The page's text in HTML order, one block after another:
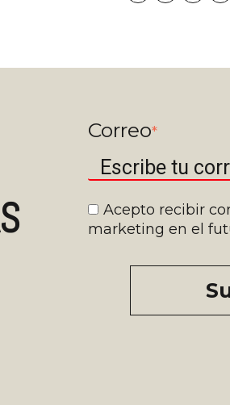
Correo*
Acepto recibir
marketing en el